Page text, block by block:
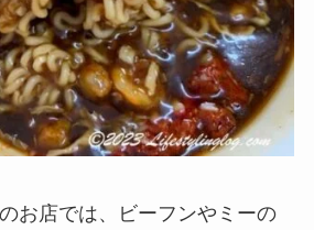
お店では、ビーフンやミーの